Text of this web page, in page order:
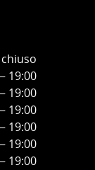
chiuso
19:00
19:00
19:00
19:00
19:00
19:00